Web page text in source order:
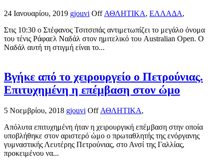
24 Ιανουαρίου, 2019 gjouvi Off ΑΘΛΗΤΙΚΑ, ΕΛΛΑΔΑ,
Στις 10:30 ο Στέφανος Τσιτσιπάς αντιμετωπίζει το μεγάλο όνομα
του τένις Ράφαελ Ναδάλ στον ημιτελικό του Australian Open. Ο
Ναδάλ αυτή τη στιγμή είναι το...
Βγήκε από το χειρουργείο ο Πετρούνιας.
Επιτυχημένη η επέμβαση στον ώμο
5 Νοεμβρίου, 2018 gjouvi Off ΑΘΛΗΤΙΚΑ,
Απόλυτα επιτυχημένη ήταν η χειρουργική επέμβαση στην οποία
υποβλήθηκε στον αριστερό ώμο ο πρωταθλητής της ενόργανης
γυμναστικής Λευτέρης Πετρούνιας, στο Ανσί της Γαλλίας,
προκειμένου να...